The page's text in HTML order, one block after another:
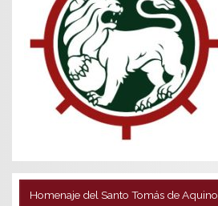
Homenaje del Santo Tomás de Aquino